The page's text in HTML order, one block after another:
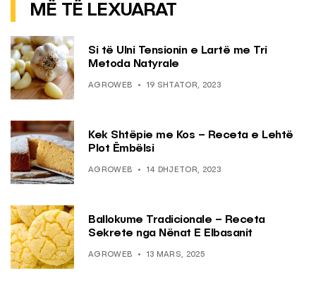
MË TË LEXUARAT
Si të Ulni Tensionin e Lartë me Tri
Metoda Natyrale
AGROWEB 19 SHTATOR, 2023
Kek Shtëpie me Kos – Receta e Lehtë
Plot Ëmbëlsi
AGROWEB 14 DHJETOR, 2023
Ballokume Tradicionale – Receta
Sekrete nga Nënat E Elbasanit
AGROWEB 13 MARS, 2025